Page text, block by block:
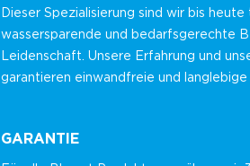
Dieser Spezialisierung sind wir bis
wassersparende und bedarfsgerechte
Leidenschaft. Unsere Erfahrung und
garantieren einwandfreie und langlebige
GARANTIE